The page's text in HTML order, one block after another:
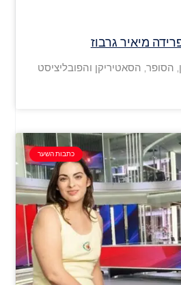
מיאיר גרבוז
הסופר, הסאטיריקן והפובליציסט
כתבות השער